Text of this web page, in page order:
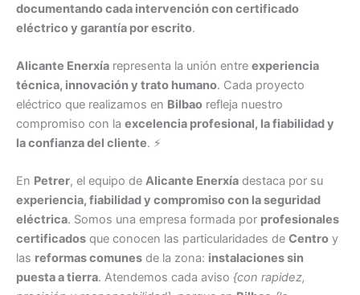
documentando cada intervención con certificado
eléctrico y garantía por escrito.
Alicante Enerxía representa la unión entre experiencia
técnica, innovación y trato humano. Cada proyecto
eléctrico que realizamos en Bilbao refleja nuestro
compromiso con la excelencia profesional, la fiabilidad y
la confianza del cliente. ⚡
En Petrer, el equipo de Alicante Enerxía destaca por su
experiencia, fiabilidad y compromiso con la seguridad
eléctrica. Somos una empresa formada por profesionales
certificados que conocen las particularidades de Centro y
las reformas comunes de la zona: instalaciones sin
puesta a tierra. Atendemos cada aviso {con rapidez,